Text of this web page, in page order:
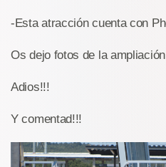
-Esta atracción cuenta con
Os dejo fotos de la
Adios!!!
Y comentad!!!